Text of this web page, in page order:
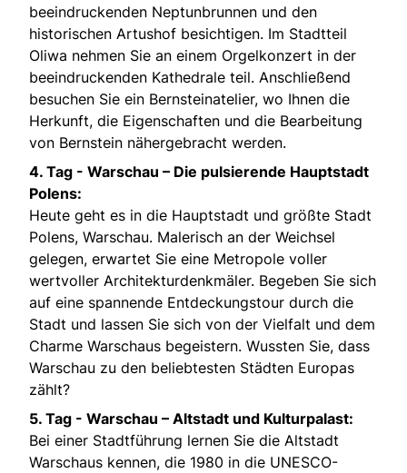
beeindruckenden Neptunbrunnen und den
historischen Artushof besichtigen. Im Stadtteil
Oliwa nehmen Sie an einem Orgelkonzert in der
beeindruckenden Kathedrale teil. Anschließend
besuchen Sie ein Bernsteinatelier, wo Ihnen die
Herkunft, die Eigenschaften und die Bearbeitung
von Bernstein nähergebracht werden.
4. Tag - Warschau – Die pulsierende Hauptstadt
Polens:
Heute geht es in die Hauptstadt und größte Stadt
Polens, Warschau. Malerisch an der Weichsel
gelegen, erwartet Sie eine Metropole voller
wertvoller Architekturdenkmäler. Begeben Sie sich
auf eine spannende Entdeckungstour durch die
Stadt und lassen Sie sich von der Vielfalt und dem
Charme Warschaus begeistern. Wussten Sie, dass
Warschau zu den beliebtesten Städten Europas
zählt?
5. Tag - Warschau – Altstadt und Kulturpalast:
Bei einer Stadtführung lernen Sie die Altstadt
Warschaus kennen, die 1980 in die UNESCO-